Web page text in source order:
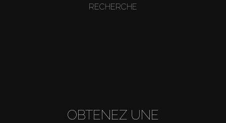
RECHERCHE
OBTENEZ UNE